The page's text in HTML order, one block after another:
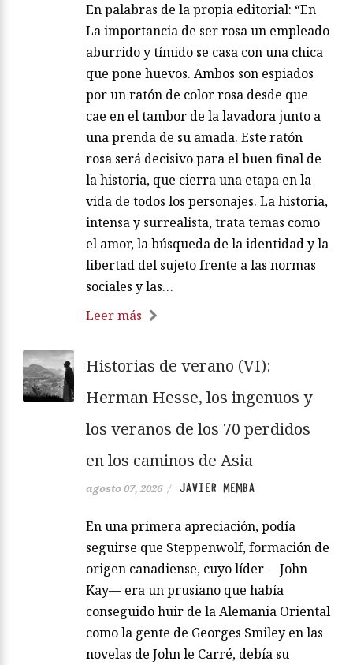
En palabras de la propia editorial: “En
La importancia de ser rosa un empleado
aburrido y tímido se casa con una chica
que pone huevos. Ambos son espiados
por un ratón de color rosa desde que
cae en el tambor de la lavadora junto a
una prenda de su amada. Este ratón
rosa será decisivo para el buen final de
la historia, que cierra una etapa en la
vida de todos los personajes. La historia,
intensa y surrealista, trata temas como
el amor, la búsqueda de la identidad y la
libertad del sujeto frente a las normas
sociales y las…
Leer más
Historias de verano (VI):
Herman Hesse, los ingenuos y
los veranos de los 70 perdidos
en los caminos de Asia
agosto 07, 2026 / JAVIER MEMBA
En una primera apreciación, podía
seguirse que Steppenwolf, formación de
origen canadiense, cuyo líder —John
Kay— era un prusiano que había
conseguido huir de la Alemania Oriental
como la gente de Georges Smiley en las
novelas de John le Carré, debía su